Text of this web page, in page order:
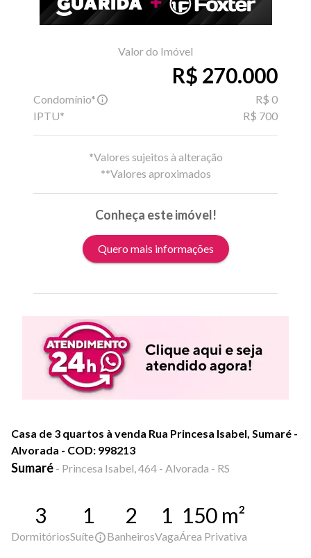
Valor do Imóvel
R$ 270.000
Condomínio*
R$ 0
IPTU*
R$ 700
*Valores sujeitos à alteração
**Valores aproximados
Conheça este imóvel!
Quero mais informações
Casa de 3 quartos à venda Rua Princesa Isabel, Sumaré -
Alvorada - COD: 998213
Sumaré - Princesa Isabel, 464 - Alvorada - RS
3
Dormitórios
1
Suíte
2
Banheiros
1
Vaga
150 m²
Área Privativa